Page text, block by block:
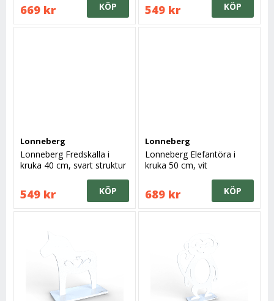
669 kr KÖP 549 kr KÖP
Lonneberg
Lonneberg Fredskalla i
kruka 40 cm, svart struktur
549 kr KÖP
Lonneberg
Lonneberg Elefantöra i
kruka 50 cm, vit
689 kr KÖP